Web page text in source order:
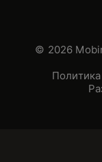
© 2026